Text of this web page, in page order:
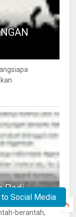
Padi
berantah,
to Social Media